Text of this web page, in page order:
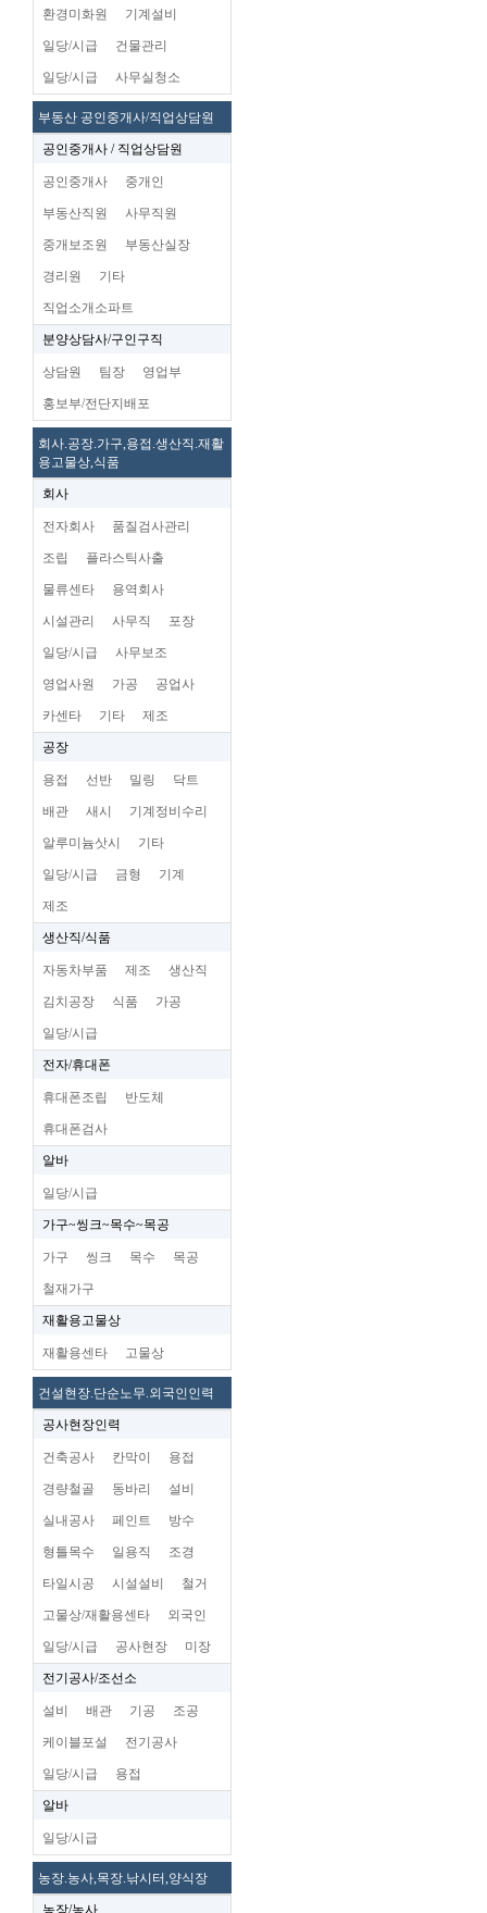
환경미화원 기계설비
일당/시급 건물관리
일당/시급 사무실청소
부동산 공인중개사/직업상담원
공인중개사 / 직업상담원
공인중개사 중개인
부동산직원 사무직원
중개보조원 부동산실장
경리원 기타
직업소개소파트
분양상담사/구인구직
상담원 팀장 영업부
홍보부/전단지배포
회사.공장.가구,용접.생산직.재활
용고물상,식품
회사
전자회사 품질검사관리
조립 플라스틱사출
물류센타 용역회사
시설관리 사무직 포장
일당/시급 사무보조
영업사원 가공 공업사
카센타 기타 제조
공장
용접 선반 밀링 닥트
배관 새시 기계정비수리
알루미늄삿시 기타
일당/시급 금형 기계
제조
생산직/식품
자동차부품 제조 생산직
김치공장 식품 가공
일당/시급
전자/휴대폰
휴대폰조립 반도체
휴대폰검사
알바
일당/시급
가구~씽크~목수~목공
가구 씽크 목수 목공
철재가구
재활용고물상
재활용센타 고물상
건설현장.단순노무.외국인인력
공사현장인력
건축공사 칸막이 용접
경량철골 동바리 설비
실내공사 페인트 방수
형틀목수 일용직 조경
타일시공 시설설비 철거
고물상/재활용센타 외국인
일당/시급 공사현장 미장
전기공사/조선소
설비 배관 기공 조공
케이블포설 전기공사
일당/시급 용접
알바
일당/시급
농장.농사,목장.낚시터,양식장
농장/농사